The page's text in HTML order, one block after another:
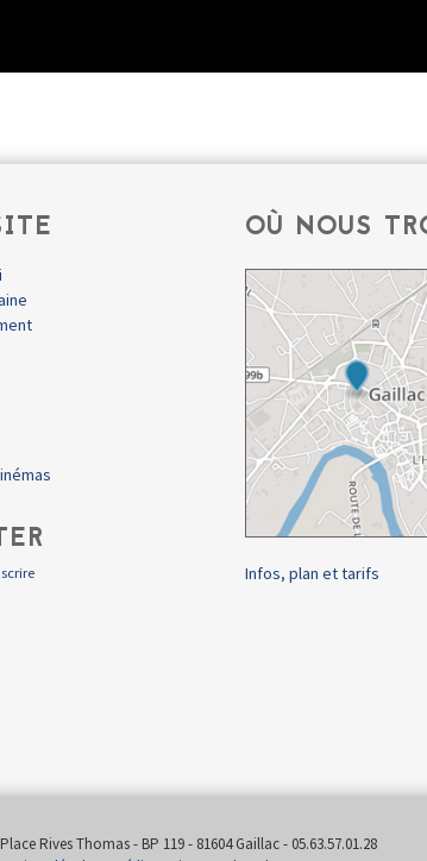
OÙ NOUS
Infos, plan et tarifs
Rives Thomas - BP 119 - 81604 Gaillac - 05.63.57.01.28